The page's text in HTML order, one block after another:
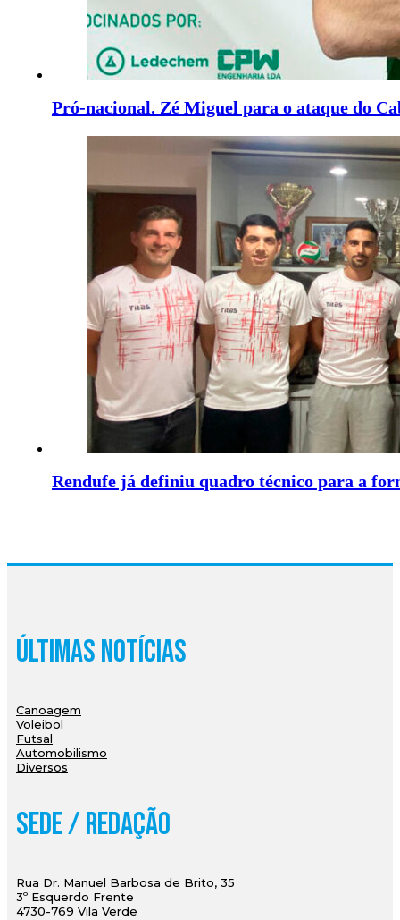
Pró-nacional. Zé Miguel para o ataque do
Rendufe já definiu quadro técnico para a
Últimas Notícias
Canoagem
Voleibol
Futsal
Automobilismo
Diversos
Sede / Redação
Rua Dr. Manuel Barbosa de Brito, 35
3º Esquerdo Frente
4730-769 Vila Verde